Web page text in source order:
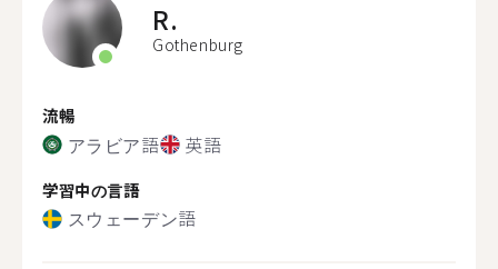
R.
Gothenburg
流暢
アラビア語 英語
学習中の言語
スウェーデン語